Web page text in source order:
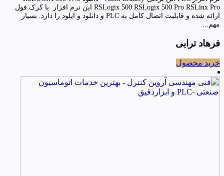
RSLogix 500 RSLogix 500 Pro RSLinx Pro این نرم افزار با کرک فول
ارائه شده و قابلیت اتصال کامل به PLC و دانلود و اپلود را دارد. بسیار
مهم...
فرهاد ترابی
خرید محصول